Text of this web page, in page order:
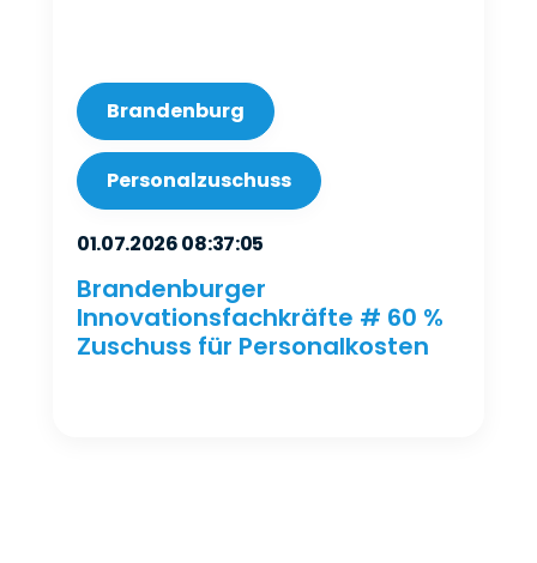
Brandenburg
Personalzuschuss
01.07.2026 08:37:05
Brandenburger
Innovationsfachkräfte # 60 %
Zuschuss für Personalkosten